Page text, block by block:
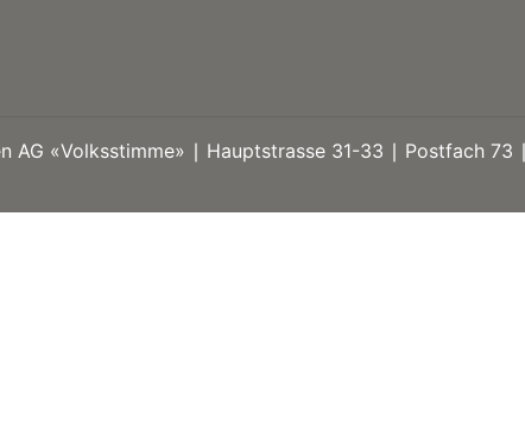
AG «Volksstimme» ∣ Hauptstrasse 31-33 ∣ Postfach 73